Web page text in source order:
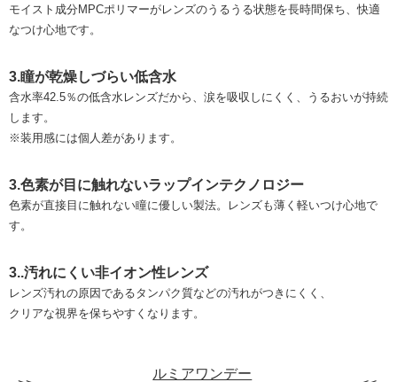
モイスト成分MPCポリマーがレンズのうるうる状態を長時間保ち、快適
なつけ心地です。
3.瞳が乾燥しづらい低含水
含水率42.5％の低含水レンズだから、涙を吸収しにくく、うるおいが持続
します。
※装用感には個人差があります。
3.色素が目に触れないラップインテクノロジー
色素が直接目に触れない瞳に優しい製法。レンズも薄く軽いつけ心地で
す。
3..汚れにくい非イオン性レンズ
レンズ汚れの原因であるタンパク質などの汚れがつきにくく、
クリアな視界を保ちやすくなります。
ルミアワンデー